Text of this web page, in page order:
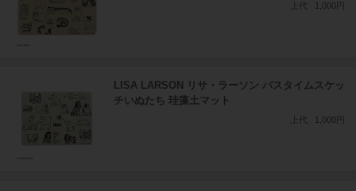
上代 1,000円
LISA LARSON リサ・ラーソン バスタイムスケッ
チいぬたち 珪藻土マット
上代 1,000円